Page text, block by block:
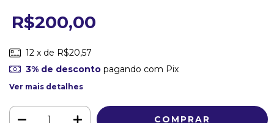
R$200,00
12 x de R$20,57
3% de descontopagando com Pix
Ver mais detalhes